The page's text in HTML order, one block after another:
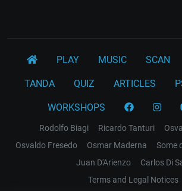
PLAY MUSIC SCAN
TANDA QUIZ ARTICLES
WORKSHOPS
Rodolfo Biagi Ricardo Tanturi
Osvaldo Fresedo
Osmar Maderna
Some
Juan D'Arienzo
Carlos Di
Terms and Legal Notices